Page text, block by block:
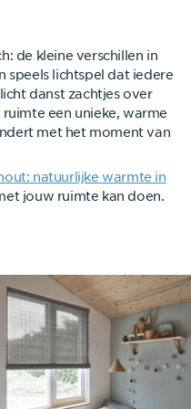
de kleine verschillen in
speels lichtspel dat iedere
danst zachtjes over
een unieke, warme
met het moment van
natuurlijke warmte in
jouw ruimte kan doen.